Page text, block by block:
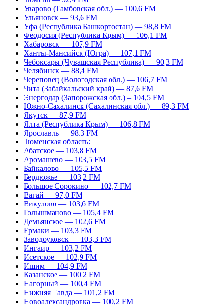
Уварово (Тамбовская обл.) — 100,6 FM
Ульяновск — 93,6 FM
Уфа (Республика Башкортостан) — 98,8 FM
Феодосия (Республика Крым) — 106,1 FM
Хабаровск — 107,9 FM
Ханты-Мансийск (Югра) — 107,1 FM
Чебоксары (Чувашская Республика) — 90,3 FM
Челябинск — 88,4 FM
Череповец (Вологодская обл.) — 106,7 FM
Чита (Забайкальский край) — 87,6 FM
Энергодар (Запорожская обл.) – 104,5 FM
Южно-Сахалинск (Сахалинская обл.) — 89,3 FM
Якутск — 87,9 FM
Ялта (Республика Крым) — 106,8 FM
Ярославль — 98,3 FM
Тюменская область:
Абатское — 103,8 FM
Аромашево — 103,5 FM
Байкалово — 105,5 FM
Бердюжье — 103,2 FM
Большое Сорокино — 102,7 FM
Вагай — 97,0 FM
Викулово — 103,6 FM
Голышманово — 105,4 FM
Демьянское — 102,6 FM
Ермаки — 103,3 FM
Заводоуковск — 103,3 FM
Ингаир — 103,2 FM
Исетское — 102,9 FM
Ишим — 104,9 FM
Казанское — 100,2 FM
Нагорный — 100,4 FM
Нижняя Тавда — 101,2 FM
Новоалександровка — 100,2 FM